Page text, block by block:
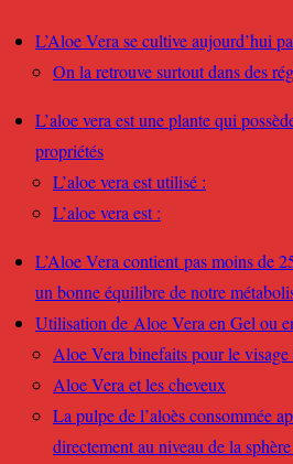
L’Aloe Vera se cultive aujourd’hui
On la retrouve surtout dans des
L’aloe vera est une plante qui
propriétés
L’aloe vera est utilisé :
L’aloe vera est :
L’Aloe Vera contient pas moins de
un bonne équilibre de notre
Utilisation de Aloe Vera en Gel ou
Aloe Vera binefaits pour le visage
Aloe Vera et les cheveux
La pulpe de l’aloès consommée
directement au niveau de la